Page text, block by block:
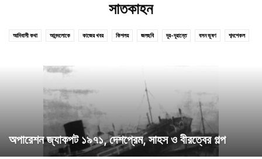
সাতকাহন
আদিবাসী কথা আনন্দলোকে কাজের খবর কিশলয় জলছবি দূর-দূরান্তে বসন ভূষণ শব্দশেকল
অপারেশন জ্যাকপট ১৯৭১, দেশপ্রেম, সাহস ও বীরত্বের গল্প